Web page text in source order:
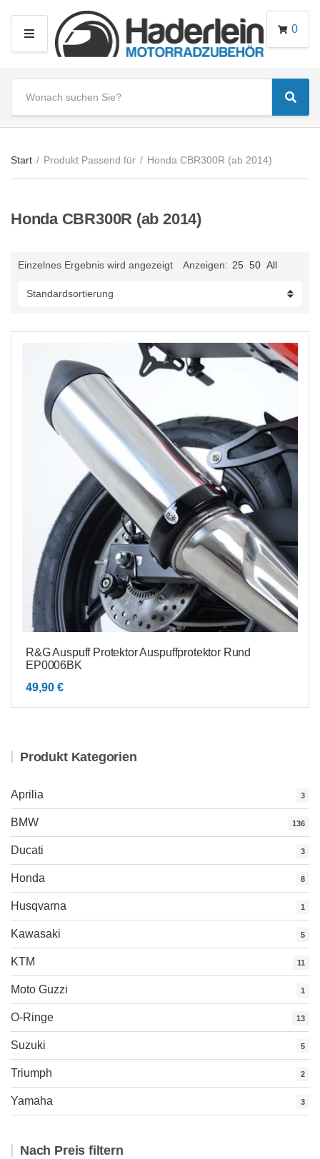
M
U
e
y
c
x
0
Start / Produkt Passend für / Honda CBR300R (ab 2014)
Honda CBR300R (ab 2014)
Einzelnes Ergebnis wird angezeigt Anzeigen: 25 50 All
R&G Auspuff Protektor Auspuffprotektor Rund
EP0006BK
49,90 €
Produkt Kategorien
Aprilia 3
BMW 136
Ducati 3
Honda 8
Husqvarna 1
Kawasaki 5
KTM 11
Moto Guzzi 1
O-Ringe 13
Suzuki 5
Triumph 2
Yamaha 3
Nach Preis filtern